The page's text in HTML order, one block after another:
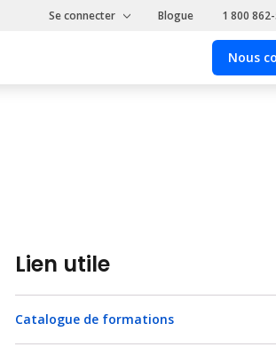
Se connecter Blogue 1 800
Nous
Lien utile
Catalogue de formations